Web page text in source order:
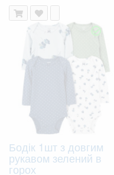
Бодік 1шт з довгим
рукавом зелений в
горох